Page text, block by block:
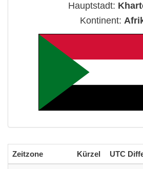
Hauptstadt:
Kontinent:
Zeitzone Kürzel UTC